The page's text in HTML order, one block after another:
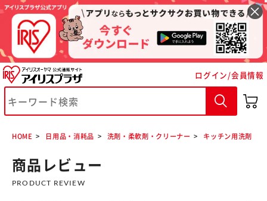
ログイン/会員情報
HOME 日用品・消耗品 洗剤・柔軟剤・クリーナー キッチン用洗剤
商品レビュー
PRODUCT REVIEW
※ご確認ください
カートに入れる 購入手続きへ